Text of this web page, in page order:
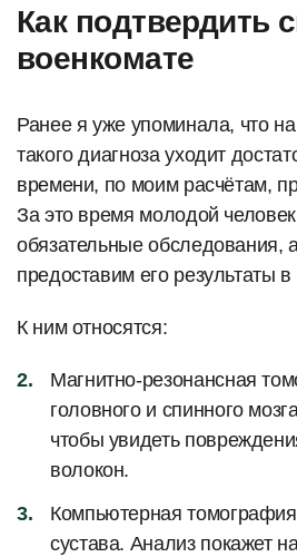
Как подтвердить
военкомате
Ранее я уже упоминала, что
такого диагноза уходит
времени, по моим расчётам,
За это время молодой
обязательные обследования,
предоставим его результаты в
К ним относятся:
Магнитно-резонансная
головного и спинного
чтобы увидеть
волокон.
Компьютерная
сустава. Анализ покажет